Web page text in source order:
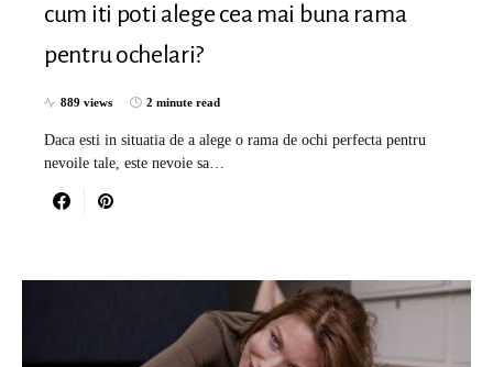
cum iti poti alege cea mai buna rama
pentru ochelari?
889 views 2 minute read
Daca esti in situatia de a alege o rama de ochi perfecta pentru
nevoile tale, este nevoie sa…